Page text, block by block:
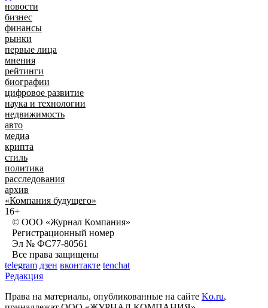
новости
бизнес
финансы
рынки
первые лица
мнения
рейтинги
биографии
цифровое развитие
наука и технологии
недвижимость
авто
медиа
крипта
стиль
политика
расследования
архив
«Компания будущего»
16+
© ООО «Журнал Компания»
Регистрационный номер
Эл № ФС77-80561
Все права защищены
telegram дзен вконтакте tenchat
Редакция
Права на материалы, опубликованные на сайте Ko.ru,